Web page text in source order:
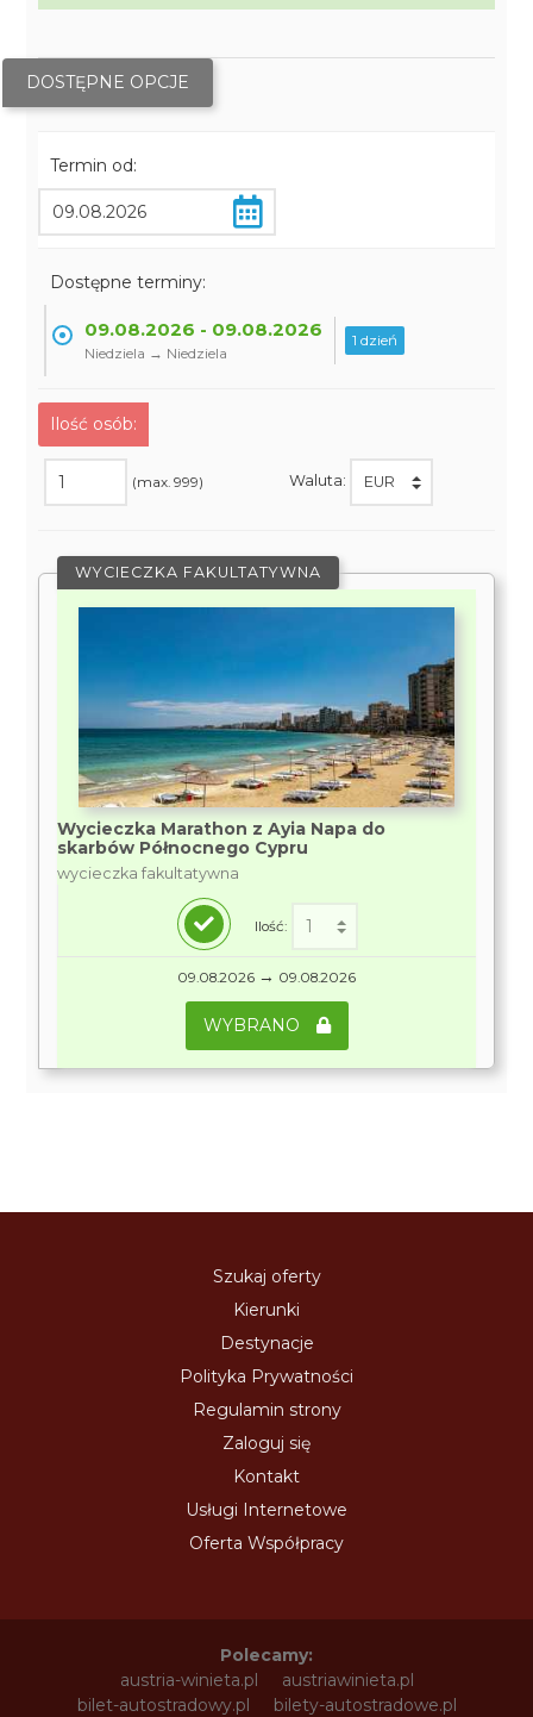
DOSTĘPNE OPCJE
Termin od:
Dostępne terminy:
09.08.2026 - 09.08.2026
Niedziela → Niedziela
1 dzień
Ilość osób:
(max. 999) Waluta:
WYCIECZKA FAKULTATYWNA
Wycieczka Marathon z Ayia Napa do
skarbów Północnego Cypru
wycieczka fakultatywna
Ilość:
09.08.2026 → 09.08.2026
WYBRANO
Szukaj oferty
Kierunki
Destynacje
Polityka Prywatności
Regulamin strony
Zaloguj się
Kontakt
Usługi Internetowe
Oferta Współpracy
Polecamy:
austria-winieta.pl
austriawinieta.pl
bilet-autostradowy.pl
bilety-autostradowe.pl